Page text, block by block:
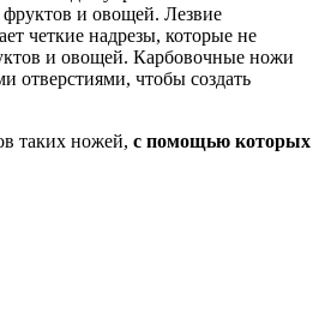
и овощей. Лезвие
четкие надрезы, которые не
и овощей. Карбовочные ножи
отверстиями, чтобы создать
таких ножей, с помощью которых